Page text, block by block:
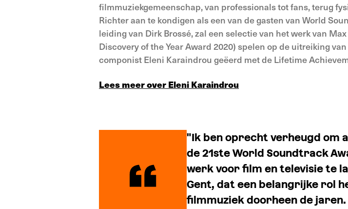
filmmuziekgemeenschap, van professionals tot fans, terug
Richter aan te kondigen als een van de gasten van World
leiding van Dirk Brossé, zal een selectie van het werk van
Discovery of the Year Award 2020) spelen op de uitreiking
componist Eleni Karaindrou geëerd met de Lifetime
Lees meer over Eleni Karaindrou
"Ik ben oprecht verheugd om
de 21ste World Soundtrack
werk voor film en televisie te
Gent, dat een belangrijke rol
filmmuziek doorheen de